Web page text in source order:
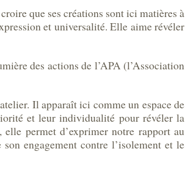
que ses créations sont ici matières à
et universalité. Elle aime révéler
des actions de l’APA (l’Association
Il apparaît ici comme un espace de
et leur individualité pour révéler la
permet d’exprimer notre rapport au
engagement contre l’isolement et le